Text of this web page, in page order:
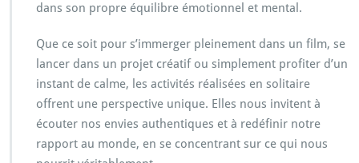
dans son propre équilibre émotionnel et mental.
Que ce soit pour s’immerger pleinement dans un film, se
lancer dans un projet créatif ou simplement profiter d’un
instant de calme, les activités réalisées en solitaire
offrent une perspective unique. Elles nous invitent à
écouter nos envies authentiques et à redéfinir notre
rapport au monde, en se concentrant sur ce qui nous